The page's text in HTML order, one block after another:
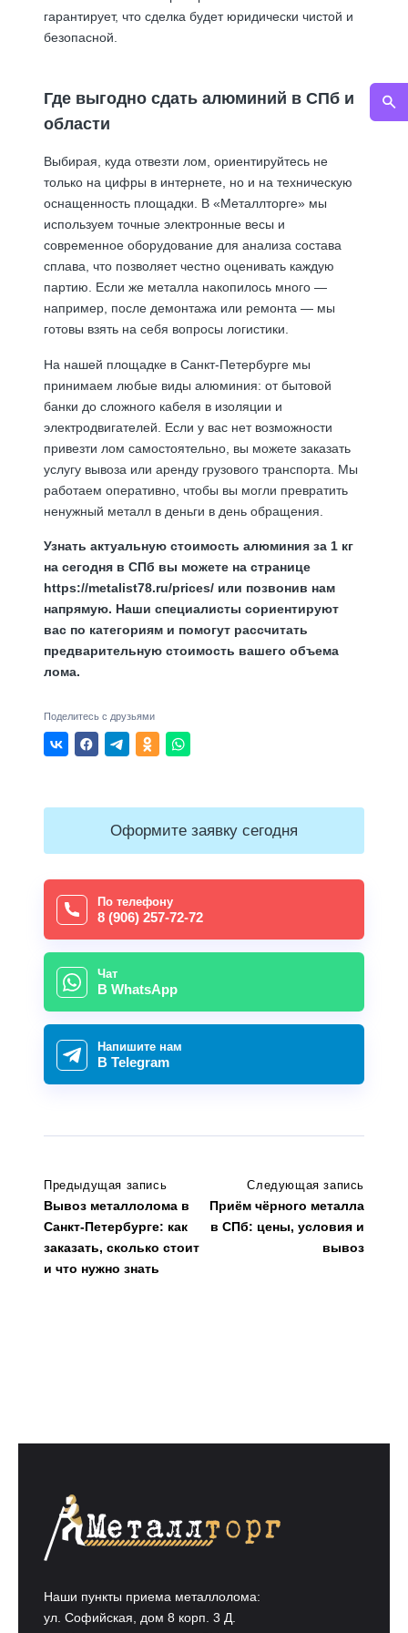
гарантирует, что сделка будет юридически чистой и
безопасной.
Где выгодно сдать алюминий в СПб и
области
Выбирая, куда отвезти лом, ориентируйтесь не
только на цифры в интернете, но и на техническую
оснащенность площадки. В «Металлторге» мы
используем точные электронные весы и
современное оборудование для анализа состава
сплава, что позволяет честно оценивать каждую
партию. Если же металла накопилось много —
например, после демонтажа или ремонта — мы
готовы взять на себя вопросы логистики.
На нашей площадке в Санкт-Петербурге мы
принимаем любые виды алюминия: от бытовой
банки до сложного кабеля в изоляции и
электродвигателей. Если у вас нет возможности
привезти лом самостоятельно, вы можете заказать
услугу вывоза или аренду грузового транспорта. Мы
работаем оперативно, чтобы вы могли превратить
ненужный металл в деньги в день обращения.
Узнать актуальную стоимость алюминия за 1 кг
на сегодня в СПб вы можете на странице
https://metalist78.ru/prices/ или позвонив нам
напрямую. Наши специалисты сориентируют
вас по категориям и помогут рассчитать
предварительную стоимость вашего объема
лома.
Поделитесь с друзьями
Оформите заявку сегодня
По телефону
8 (906) 257-72-72
Чат
В WhatsApp
Напишите нам
В Telegram
Предыдущая запись
Вывоз металлолома в
Санкт-Петербурге: как
заказать, сколько стоит
и что нужно знать
Следующая запись
Приём чёрного металла
в СПб: цены, условия и
вывоз
Наши пункты приема металлолома:
ул. Софийская, дом 8 корп. 3 Д.